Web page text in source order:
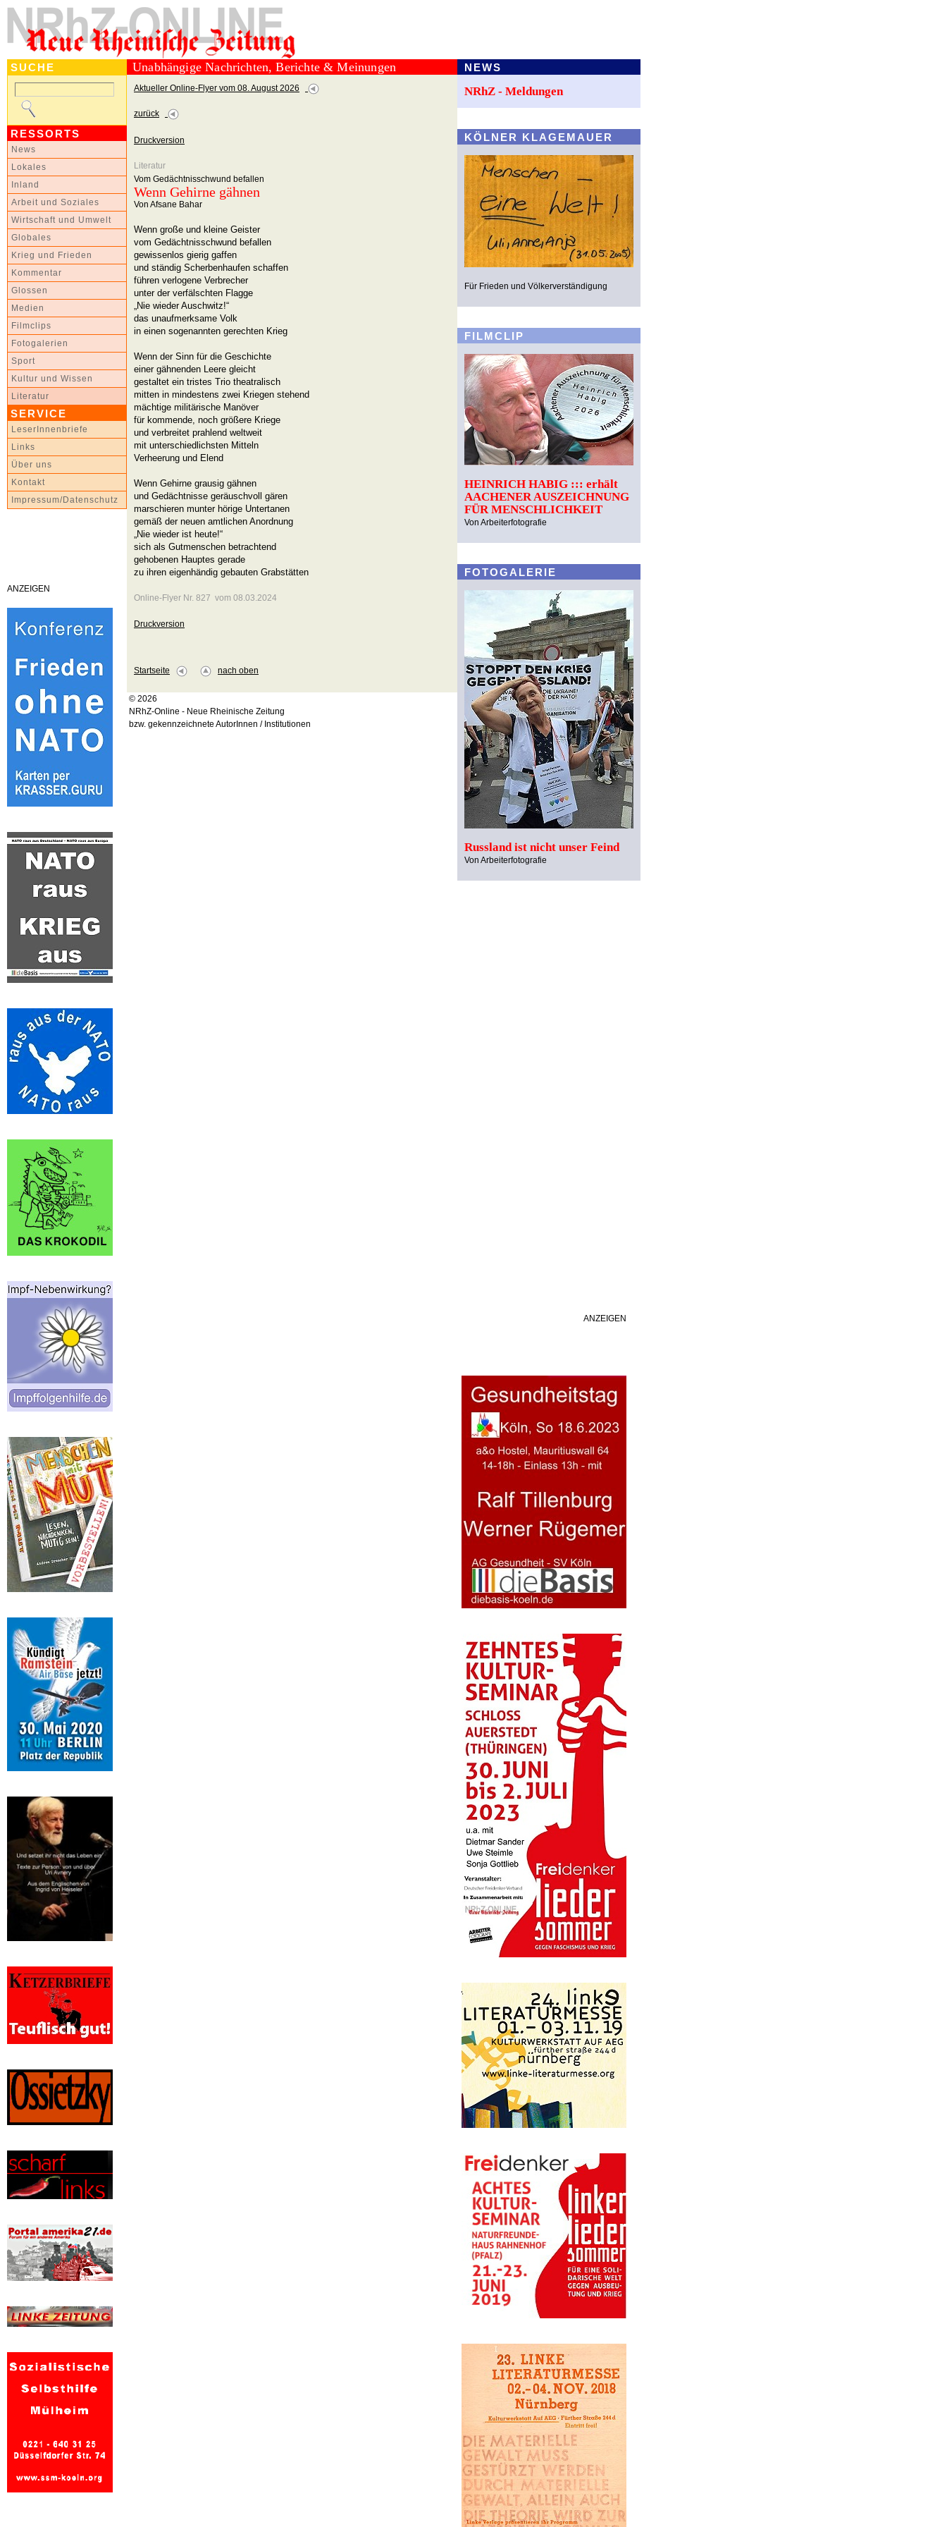
SUCHE
RESSORTS
News
Lokales
Inland
Arbeit und Soziales
Wirtschaft und Umwelt
Globales
Krieg und Frieden
Kommentar
Glossen
Medien
Filmclips
Fotogalerien
Sport
Kultur und Wissen
Literatur
SERVICE
LeserInnenbriefe
Links
Über uns
Kontakt
Impressum/Datenschutz
ANZEIGEN
Unabhängige Nachrichten, Berichte & Meinungen
Aktueller Online-Flyer vom 08. August 2026
zurück
Druckversion
Literatur
Vom Gedächtnisschwund befallen
Wenn Gehirne gähnen
Von Afsane Bahar
Wenn große und kleine Geister
vom Gedächtnisschwund befallen
gewissenlos gierig gaffen
und ständig Scherbenhaufen schaffen
führen verlogene Verbrecher
unter der verfälschten Flagge
„Nie wieder Auschwitz!“
das unaufmerksame Volk
in einen sogenannten gerechten Krieg
Wenn der Sinn für die Geschichte
einer gähnenden Leere gleicht
gestaltet ein tristes Trio theatralisch
mitten in mindestens zwei Kriegen stehend
mächtige militärische Manöver
für kommende, noch größere Kriege
und verbreitet prahlend weltweit
mit unterschiedlichsten Mitteln
Verheerung und Elend
Wenn Gehirne grausig gähnen
und Gedächtnisse geräuschvoll gären
marschieren munter hörige Untertanen
gemäß der neuen amtlichen Anordnung
„Nie wieder ist heute!“
sich als Gutmenschen betrachtend
gehobenen Hauptes gerade
zu ihren eigenhändig gebauten Grabstätten
Online-Flyer Nr. 827 vom 08.03.2024
Druckversion
Startseite nach oben
© 2026
NRhZ-Online - Neue Rheinische Zeitung
bzw. gekennzeichnete AutorInnen / Institutionen
NEWS
NRhZ - Meldungen
KÖLNER KLAGEMAUER
Für Frieden und Völkerverständigung
FILMCLIP
HEINRICH HABIG ::: erhält
AACHENER AUSZEICHNUNG
FÜR MENSCHLICHKEIT
Von Arbeiterfotografie
FOTOGALERIE
Russland ist nicht unser Feind
Von Arbeiterfotografie
ANZEIGEN